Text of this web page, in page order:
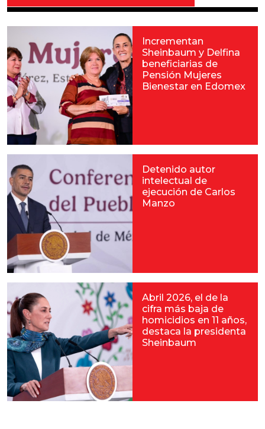
Incrementan
Sheinbaum y Delfina
beneficiarias de
Pensión Mujeres
Bienestar en Edomex
Detenido autor
intelectual de
ejecución de Carlos
Manzo
Abril 2026, el de la
cifra más baja de
homicidios en 11 años,
destaca la presidenta
Sheinbaum